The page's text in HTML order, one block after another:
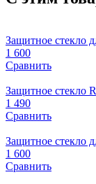
Защитное стекло
1 600
Сравнить
Защитное стекло
1 490
Сравнить
Защитное стекло
1 600
Сравнить